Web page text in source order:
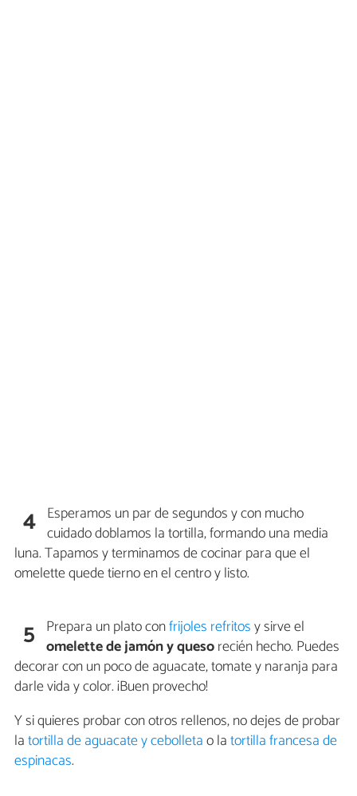
4 Esperamos un par de segundos y con mucho
cuidado doblamos la tortilla, formando una media
luna. Tapamos y terminamos de cocinar para que el
omelette quede tierno en el centro y listo.
5 Prepara un plato confrijoles refritosy sirve el
omelette de jamón y quesorecién hecho. Puedes
decorar con un poco de aguacate, tomate y naranja para
darle vida y color. ¡Buen provecho!
Y si quieres probar con otros rellenos, no dejes de probar
latortilla de aguacate y cebolletao latortilla francesa de
espinacas.